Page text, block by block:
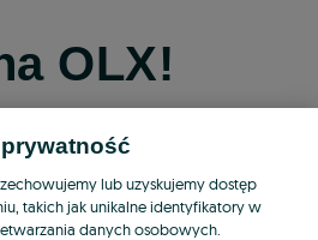
OLX!
przez Facebooka
przez konto Apple
lub uzyskujemy dostęp
takich jak unikalne identyfikatory w
danych osobowych.